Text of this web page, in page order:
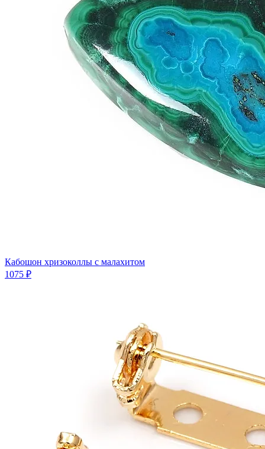
Кабошон хризоколлы с малахитом
1075 ₽